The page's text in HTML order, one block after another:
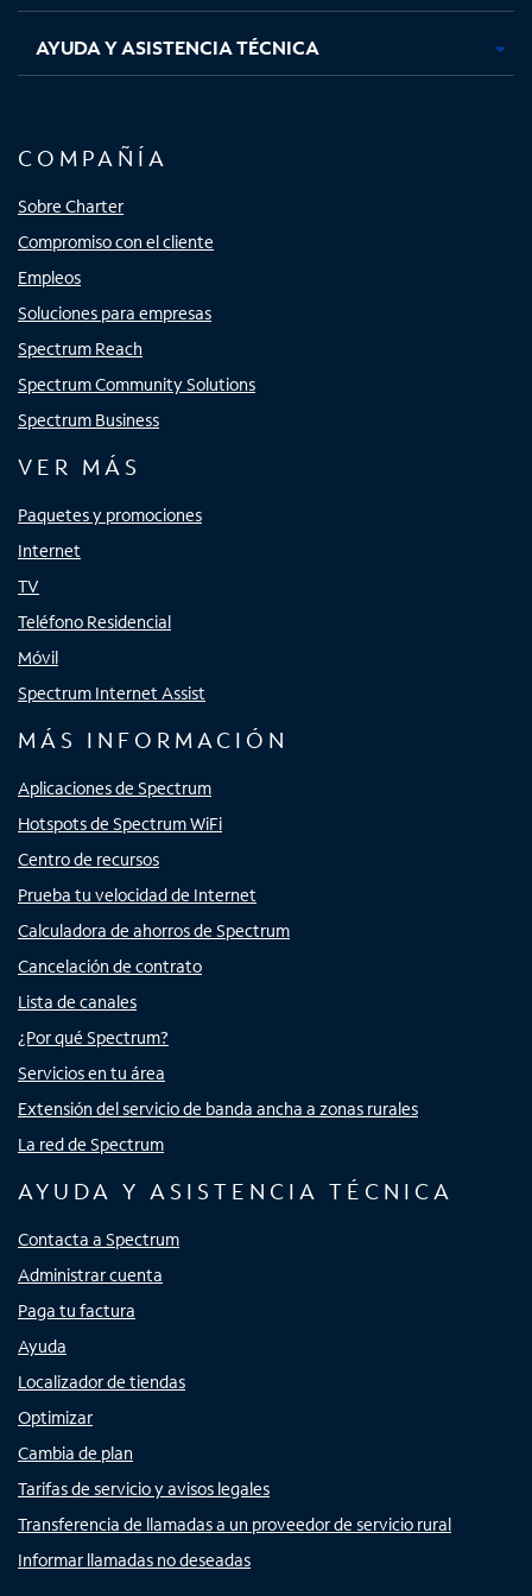
AYUDA Y ASISTENCIA TÉCNICA
COMPAÑÍA
Sobre Charter
Compromiso con el cliente
Empleos
Soluciones para empresas
Spectrum Reach
Spectrum Community Solutions
Spectrum Business
VER MÁS
Paquetes y promociones
Internet
TV
Teléfono Residencial
Móvil
Spectrum Internet Assist
MÁS INFORMACIÓN
Aplicaciones de Spectrum
Hotspots de Spectrum WiFi
Centro de recursos
Prueba tu velocidad de Internet
Calculadora de ahorros de Spectrum
Cancelación de contrato
Lista de canales
¿Por qué Spectrum?
Servicios en tu área
Extensión del servicio de banda ancha a zonas rurales
La red de Spectrum
AYUDA Y ASISTENCIA TÉCNICA
Contacta a Spectrum
Administrar cuenta
Paga tu factura
Ayuda
Localizador de tiendas
Optimizar
Cambia de plan
Tarifas de servicio y avisos legales
Transferencia de llamadas a un proveedor de servicio rural
Informar llamadas no deseadas